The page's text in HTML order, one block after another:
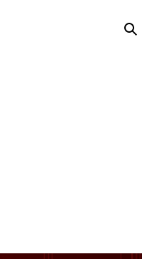
検